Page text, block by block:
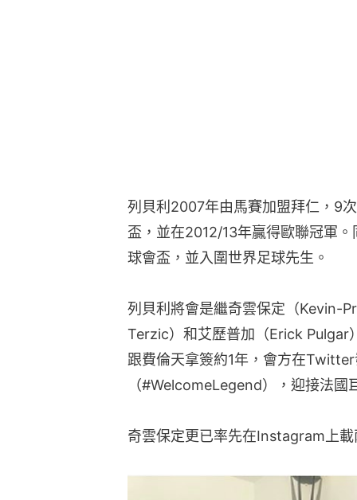
列貝利2007年由馬賽加盟拜仁，9
盃，並在2012/13年贏得歐聯冠軍
球會盃，並入圍世界足球先生。
列貝利將會是繼奇雲保定（Kevin-
Terzic）和艾歷普加（Erick Pulgar
跟費倫天拿簽約1年，會方在
（#WelcomeLegend），迎接法國
奇雲保定更已率先在Instagram上